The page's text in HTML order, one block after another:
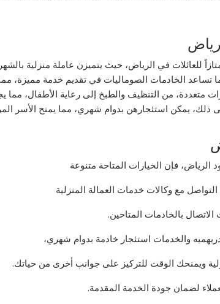
للعائلات في الرياض، حيث يتميزن عاملة منزلية
كما تساعد الخادمات الصوماليات في تقديم خدمة مميزة،
متعددة، من التنظيف والطبخ إلى رعاية الأطفال، مما
ذلك، يمكن استئجارهن بدوام شهري، مما يمنح الأسر
فإن الخيارات المتاحة متنوعة
مع وكالات خدمات العمالة المنزلية
بالخادمات المتاحين.
والخدمات استئجار خادمة بدوام شهري،
ويمنحك الوقت للتركيز على جوانب أخرى من حياتك.
لضمان جودة الخدمة المقدمة.